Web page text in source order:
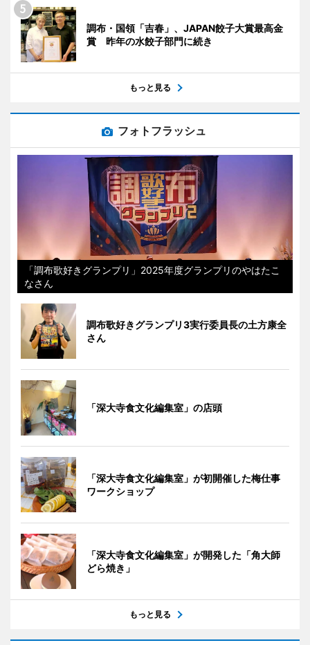
調布・国領「吉春」、JAPAN餃子大賞最高金
賞 昨年の水餃子部門に続き
もっと見る
フォトフラッシュ
「調布歌好きグランプリ」2025年度グランプリのやはたこ
なさん
調布歌好きグランプリ3実行委員長の土方康全
さん
「深大寺食文化編集室」の店頭
「深大寺食文化編集室」が初開催した梅仕事
ワークショップ
「深大寺食文化編集室」が開発した「角大師
どら焼き」
もっと見る